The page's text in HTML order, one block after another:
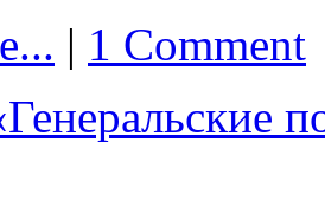
| 1 Comment